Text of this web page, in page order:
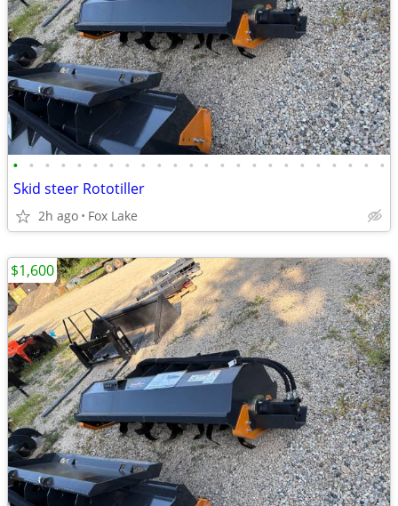
• • • • • • • • • • • • • • • • • • • • • • • •
Skid steer Rototiller
2h ago Fox Lake
$1,600